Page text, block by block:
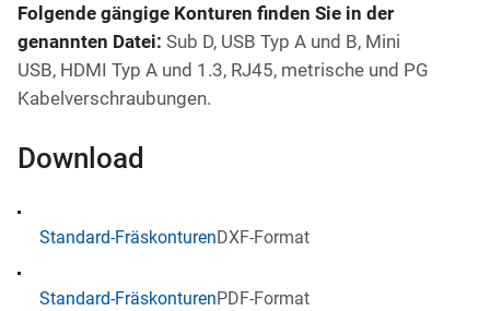
Folgende gängige Konturen finden Sie in der
genannten Datei: Sub D, USB Typ A und B, Mini
USB, HDMI Typ A und 1.3, RJ45, metrische und PG
Kabelverschraubungen.
Download
Standard-FräskonturenDXF-Format
Standard-FräskonturenPDF-Format